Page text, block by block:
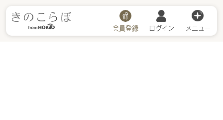
会員登録 ログイン メニュー